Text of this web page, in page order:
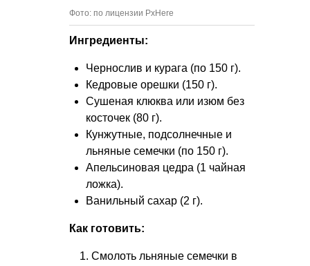
Фото: по лицензии PxHere
Ингредиенты:
Чернослив и курага (по 150 г).
Кедровые орешки (150 г).
Сушеная клюква или изюм без
косточек (80 г).
Кунжутные, подсолнечные и
льняные семечки (по 150 г).
Апельсиновая цедра (1 чайная
ложка).
Ванильный сахар (2 г).
Как готовить:
Смолоть льняные семечки в